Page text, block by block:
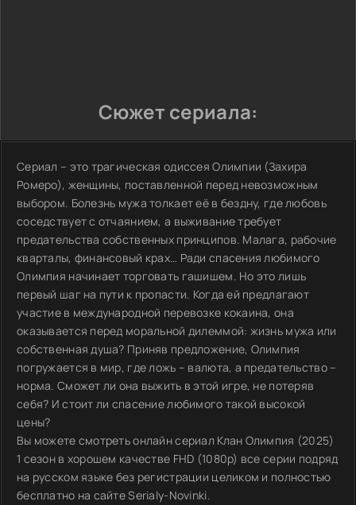
Сюжет сериала:
Сериал – это трагическая одиссея Олимпии (Захира
Ромеро), женщины, поставленной перед невозможным
выбором. Болезнь мужа толкает её в бездну, где любовь
соседствует с отчаянием, а выживание требует
предательства собственных принципов. Малага, рабочие
кварталы, финансовый крах… Ради спасения любимого
Олимпия начинает торговать гашишем. Но это лишь
первый шаг на пути к пропасти. Когда ей предлагают
участие в международной перевозке кокаина, она
оказывается перед моральной дилеммой: жизнь мужа или
собственная душа? Приняв предложение, Олимпия
погружается в мир, где ложь – валюта, а предательство –
норма. Сможет ли она выжить в этой игре, не потеряв
себя? И стоит ли спасение любимого такой высокой
цены?
Вы можете смотреть онлайн сериал Клан Олимпия (2025)
1 сезон в хорошем качестве FHD (1080p) все серии подряд
на русском языке без регистрации целиком и полностью
бесплатно на сайте Serialy-Novinki.